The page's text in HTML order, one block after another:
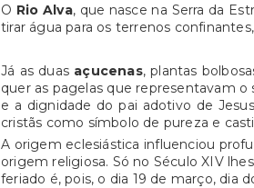
O Rio Alva, que nasce na Serra da
tirar água para os terrenos
Já as duas açucenas, plantas
quer as pagelas que representavam
e a dignidade do pai adotivo de
cristãs como símbolo de pureza e
A origem eclesiástica influenciou
origem religiosa. Só no Século XIV
feriado é, pois, o dia 19 de março, dia